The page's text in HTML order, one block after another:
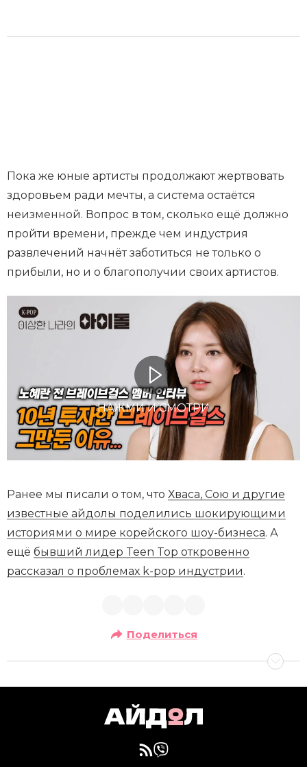
Пока же юные артисты продолжают жертвовать
здоровьем ради мечты, а система остаётся
неизменной. Вопрос в том, сколько ещё должно
пройти времени, прежде чем индустрия
развлечений начнёт заботиться не только о
прибыли, но и о благополучии своих артистов.
НАЖМИ И СМОТРИ
Ранее мы писали о том, что Хваса, Сою и другие
известные айдолы поделились шокирующими
историями о мире корейского шоу-бизнеса. А
ещё бывший лидер Teen Top откровенно
рассказал о проблемах k-pop индустрии.
Поделиться